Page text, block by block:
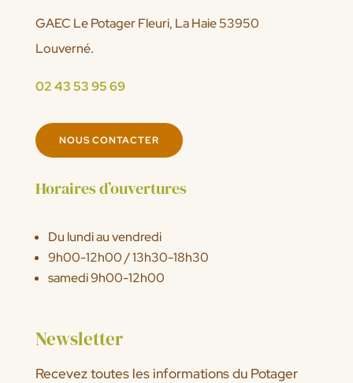
GAEC Le Potager Fleuri, La Haie 53950
Louverné.
02 43 53 95 69
NOUS CONTACTER
Horaires d’ouvertures
Du lundi au vendredi
9h00-12h00 / 13h30-18h30
samedi 9h00-12h00
Newsletter
Recevez toutes les informations du Potager